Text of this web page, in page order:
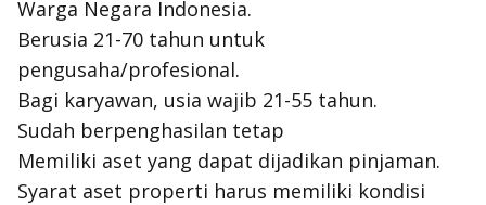
Warga Negara Indonesia.
Berusia 21-70 tahun untuk
pengusaha/profesional.
Bagi karyawan, usia wajib 21-55 tahun.
Sudah berpenghasilan tetap
Memiliki aset yang dapat dijadikan pinjaman.
Syarat aset properti harus memiliki kondisi